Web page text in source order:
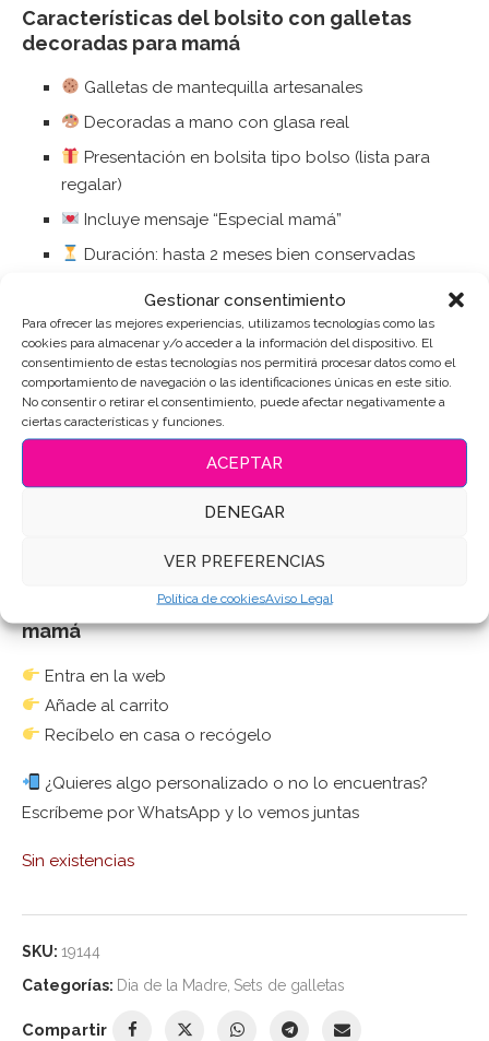
Gestionar consentimiento
Para ofrecer las mejores experiencias, utilizamos tecnologías como las
cookies para almacenar y/o acceder a la información del dispositivo. El
consentimiento de estas tecnologías nos permitirá procesar datos como el
comportamiento de navegación o las identificaciones únicas en este sitio.
No consentir o retirar el consentimiento, puede afectar negativamente a
ciertas características y funciones.
ACEPTAR
DENEGAR
VER PREFERENCIAS
Política de cookiesAviso Legal
Características del bolsito con galletas
decoradas para mamá
Galletas de mantequilla artesanales
Decoradas a mano con glasa real
Presentación en bolsita tipo bolso (lista para
regalar)
Incluye mensaje “Especial mamá”
Duración: hasta 2 meses bien conservadas
Envío a toda la península
Hechas a mano en El Postre de Lisa
Cada galleta está elaborada artesanalmente en nuestro
obrador, cuidando cada detalle para que el resultado
sea tan bonito como delicioso.
No trabajamos en serie: cada pieza es única, como
Cómo pedir tus galletas decoradas para
mamá
Entra en la web
Añade al carrito
Recíbelo en casa o recógelo
¿Quieres algo personalizado o no lo encuentras?
Escríbeme por WhatsApp y lo vemos juntas
Sin existencias
SKU: 19144
Categorías: Dia de la Madre Sets de galletas
Compartir